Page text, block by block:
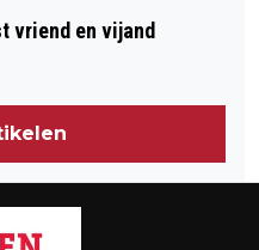
vriend en vijand